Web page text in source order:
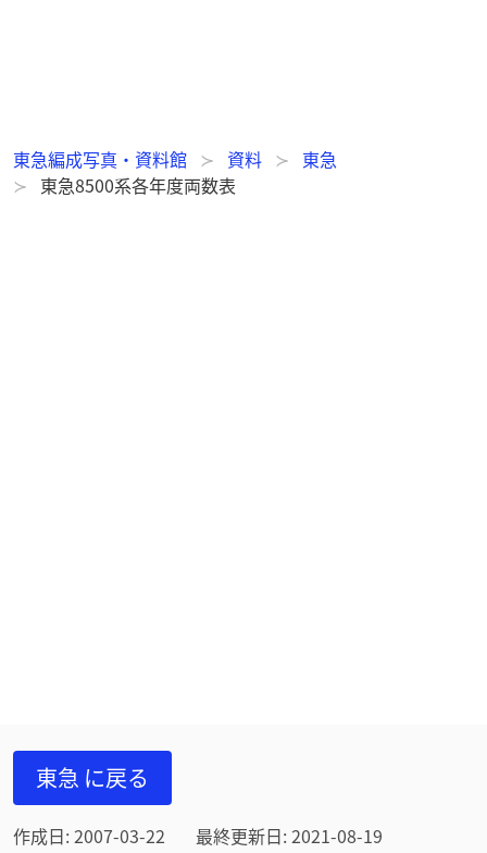
東急編成写真・資料館 資料
東急
東急8500系各年度両数表
東急 に戻る
作成日: 2007-03-22
最終更新日: 2021-08-19